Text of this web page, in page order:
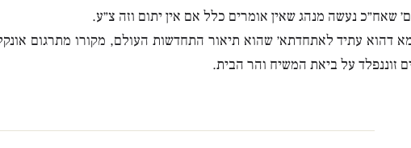
שאח״כ נעשה מנהג שאין אומרים כלל אם אין יתום וזה צ״ע.
דהוא עתיד לאתחדתא׳ שהוא תיאור התחדשות העולם, מקורו מתרגום
זוננפלד על ביאת המשיח והר הבית.